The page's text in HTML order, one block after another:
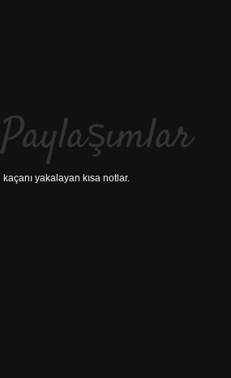
yakalayan kısa notlar.